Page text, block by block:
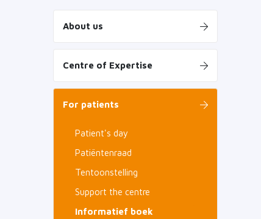
About us
Centre of Expertise
For patients
Patient's day
Patiëntenraad
Tentoonstelling
Support the centre
Informatief boek